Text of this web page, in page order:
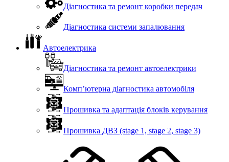
Діагностика та ремонт коробки передач
Діагностика системи запалювання
Автоелектрика
Діагностика та ремонт автоелектрики
Комп’ютерна діагностика автомобіля
Прошивка та адаптація блоків керування
Прошивка ДВЗ (stage 1, stage 2, stage 3)